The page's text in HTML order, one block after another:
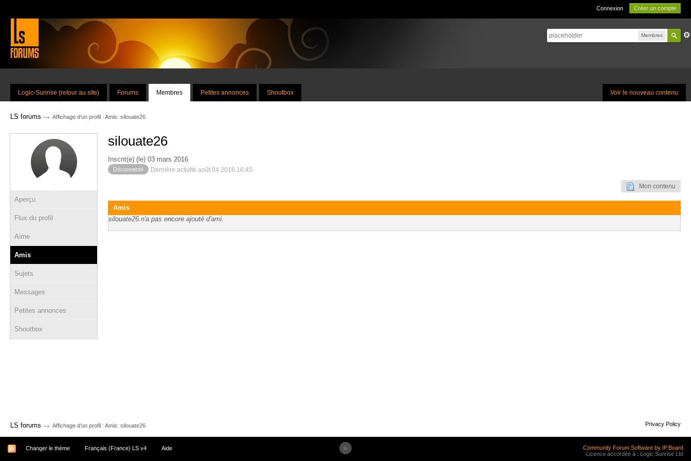
Connexion Créer un compte
Membres
Voir le nouveau contenu
Logic-Sunrise (retour au site) Forums Membres Petites annonces Shoutbox
LS forums → Affichage d'un profil : Amis: silouate26
Aperçu
Flux du profil
Aime
Amis
Sujets
Messages
Petites annonces
Shoutbox
silouate26
Inscrit(e) (le) 03 mars 2016
Déconnecté Dernière activité août 04 2016 16:45
Mon contenu
Amis
silouate26 n'a pas encore ajouté d'ami.
LS forums → Affichage d'un profil : Amis: silouate26 Privacy Policy
Changer le thème Français (France) LS v4 Aide
Community Forum Software by IP.Board
Licence accordée à : Logic Sunrise Ltd